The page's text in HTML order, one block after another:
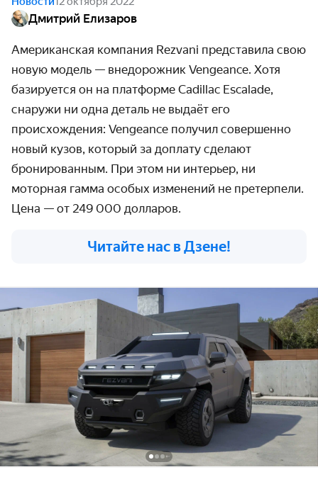
Дмитрий Елизаров
Американская компания Rezvani представила свою
новую модель — внедорожник Vengeance. Хотя
базируется он на платформе Cadillac Escalade,
снаружи ни одна деталь не выдаёт его
происхождения: Vengeance получил совершенно
новый кузов, который за доплату сделают
бронированным. При этом ни интерьер, ни
моторная гамма особых изменений не претерпели.
Цена — от 249 000 долларов.
Читайте нас в Дзене!